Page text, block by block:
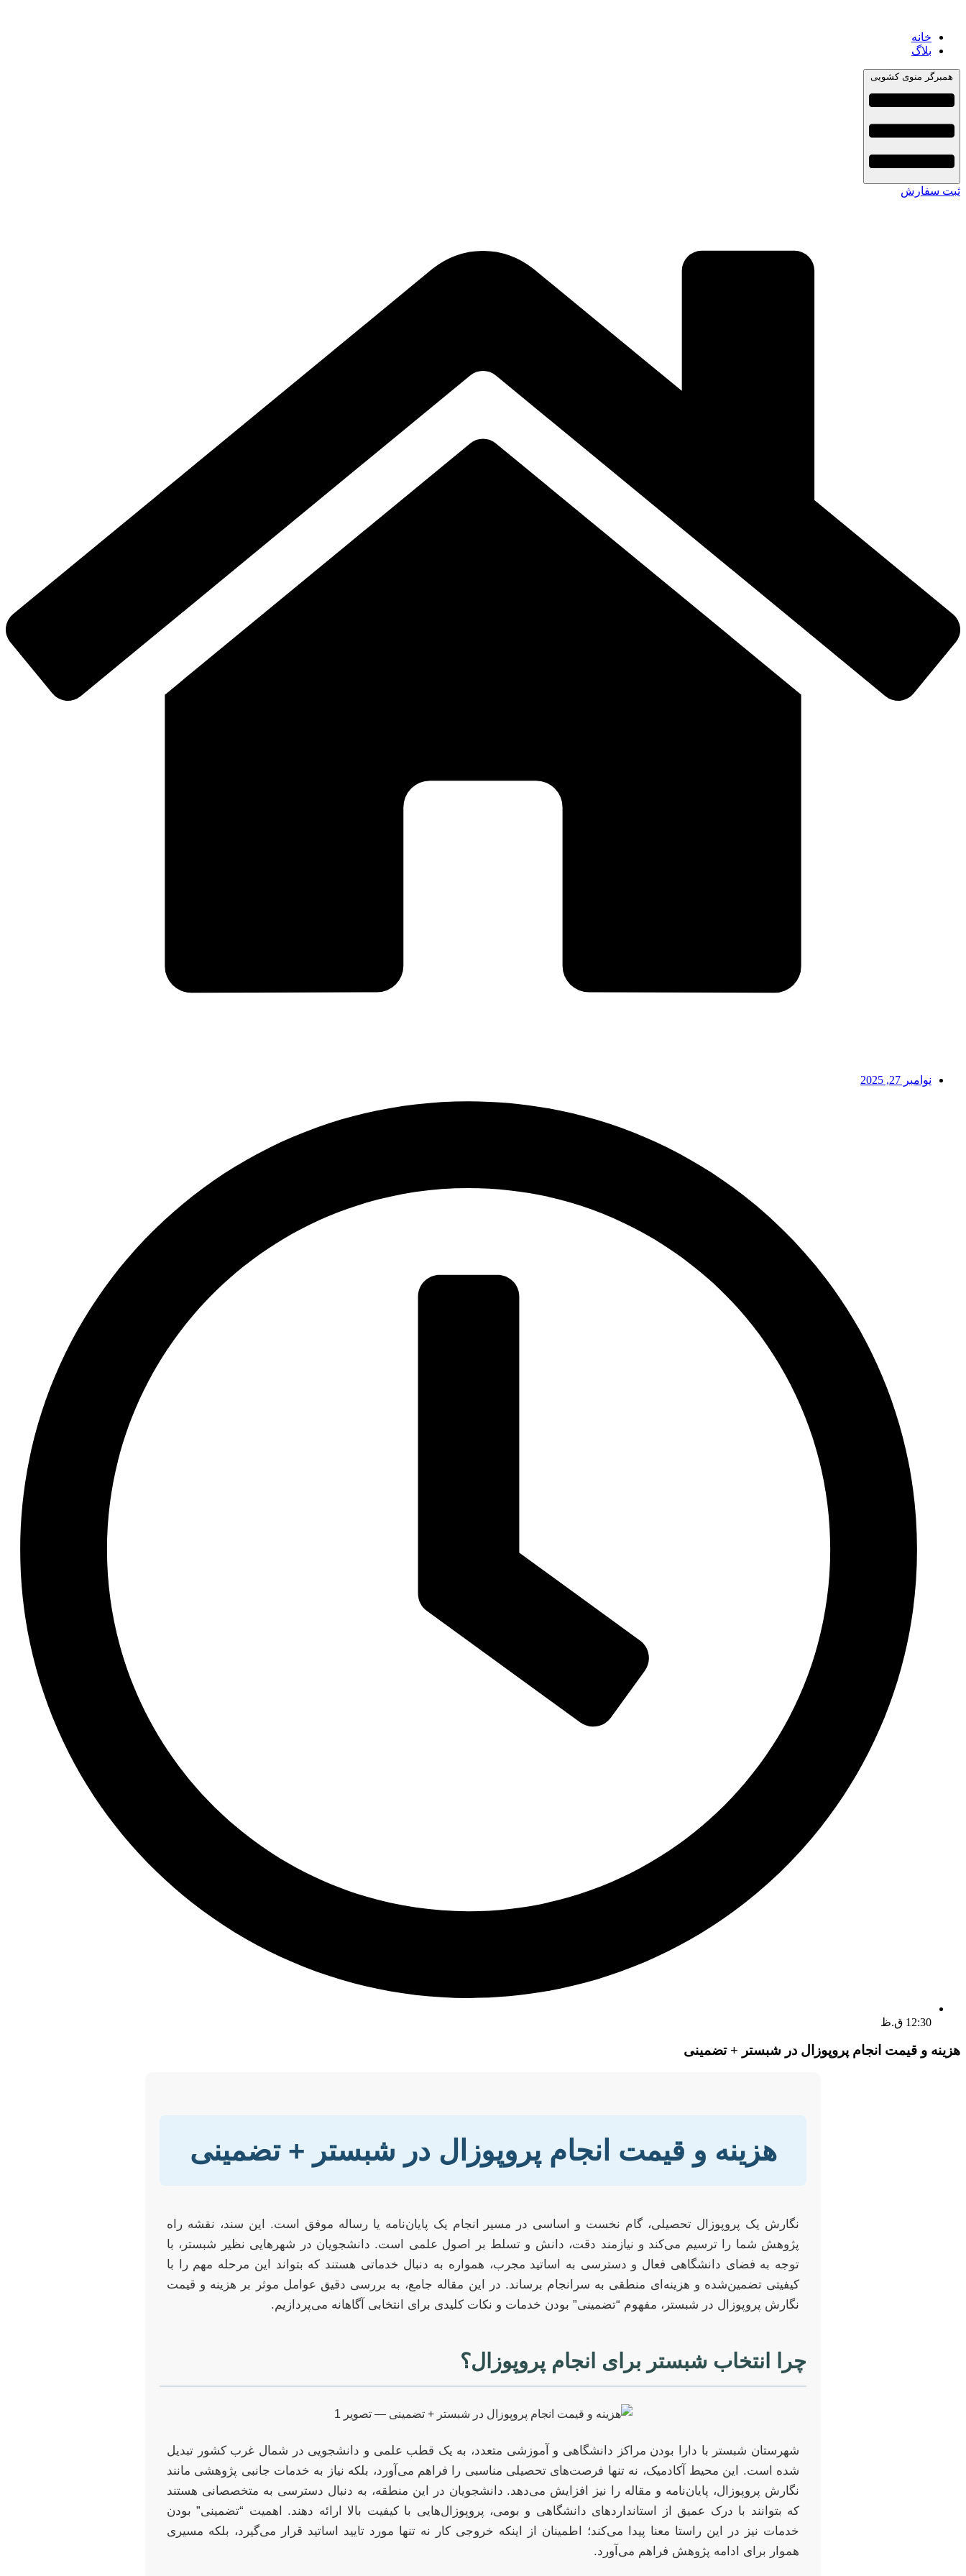
خانه
بلاگ
همبرگر منوی کشویی
ثبت سفارش
نوامبر 27, 2025
12:30 ق.ظ
هزینه و قیمت انجام پروپوزال در شبستر + تضمینی
هزینه و قیمت انجام پروپوزال در شبستر + تضمینی
نگارش یک پروپوزال تحصیلی، گام نخست و اساسی در مسیر انجام یک پایان‌نامه یا رساله موفق است. این سند، نقشه راه
پژوهش شما را ترسیم می‌کند و نیازمند دقت، دانش و تسلط بر اصول علمی است. دانشجویان در شهرهایی نظیر شبستر، با
توجه به فضای دانشگاهی فعال و دسترسی به اساتید مجرب، همواره به دنبال خدماتی هستند که بتواند این مرحله مهم را با
کیفیتی تضمین‌شده و هزینه‌ای منطقی به سرانجام برساند. در این مقاله جامع، به بررسی دقیق عوامل موثر بر هزینه و قیمت
نگارش پروپوزال در شبستر، مفهوم “تضمینی” بودن خدمات و نکات کلیدی برای انتخابی آگاهانه می‌پردازیم.
چرا انتخاب شبستر برای انجام پروپوزال؟
شهرستان شبستر با دارا بودن مراکز دانشگاهی و آموزشی متعدد، به یک قطب علمی و دانشجویی در شمال غرب کشور تبدیل
شده است. این محیط آکادمیک، نه تنها فرصت‌های تحصیلی مناسبی را فراهم می‌آورد، بلکه نیاز به خدمات جانبی پژوهشی مانند
نگارش پروپوزال، پایان‌نامه و مقاله را نیز افزایش می‌دهد. دانشجویان در این منطقه، به دنبال دسترسی به متخصصانی هستند
که بتوانند با درک عمیق از استانداردهای دانشگاهی و بومی، پروپوزال‌هایی با کیفیت بالا ارائه دهند. اهمیت “تضمینی” بودن
خدمات نیز در این راستا معنا پیدا می‌کند؛ اطمینان از اینکه خروجی کار نه تنها مورد تایید اساتید قرار می‌گیرد، بلکه مسیری
هموار برای ادامه پژوهش فراهم می‌آورد.